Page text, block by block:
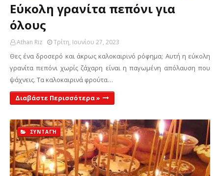
Εύκολη γρανίτα πεπόνι για
όλους
Athan Riz Τρίτη, Ιουνίου 27, 2023
Θες ένα δροσερό και άκρως καλοκαιρινό ρόφημα; Αυτή η εύκολη
γρανίτα πεπόνι χωρίς ζάχαρη είναι η παγωμένη απόλαυση που
ψάχνεις. Τα καλοκαιρινά φρούτα…
Διαβάστε Περισσότερα »
ΣΥΝΤΑΓΉ